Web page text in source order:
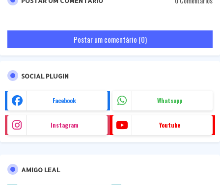
Postar um comentário (0)
SOCIAL PLUGIN
Facebook Whatsapp
Instagram Youtube
AMIGO LEAL